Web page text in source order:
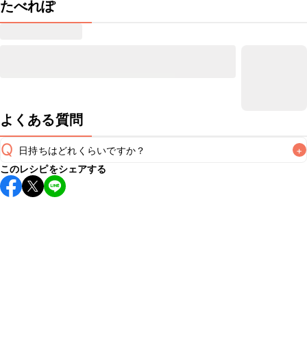
たべれぽ
よくある質問
Q 日持ちはどれくらいですか？ +
保存期間は常温で2~3日が目安です。なるべくお早めにお召
し上がりください。
このレシピをシェアする